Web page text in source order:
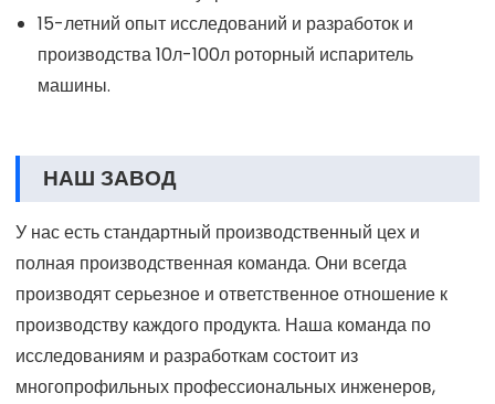
Премиум-качество с сертификацией CE и ISO.
Широкие возможности настройки OEM и ODM
продукта.
Отличное послепродажное обслуживание,
бесплатные аксессуары.
производства 10л-100л роторный испаритель
машины.
НАШ ЗАВОД